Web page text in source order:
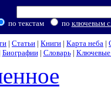
по текстам по ключевым
| Статьи | Книги | Карта неба |
Биографии| Словарь| Ключевые